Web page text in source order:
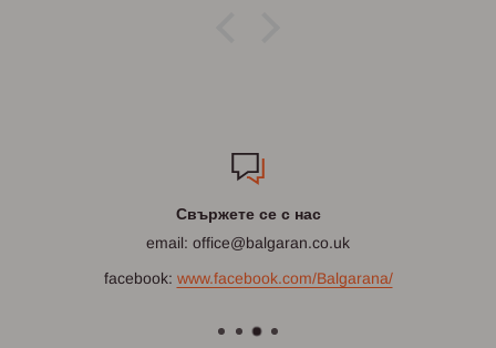
Свържете се с нас
email: office@balgaran.co.uk
facebook: www.facebook.com/Balgarana/